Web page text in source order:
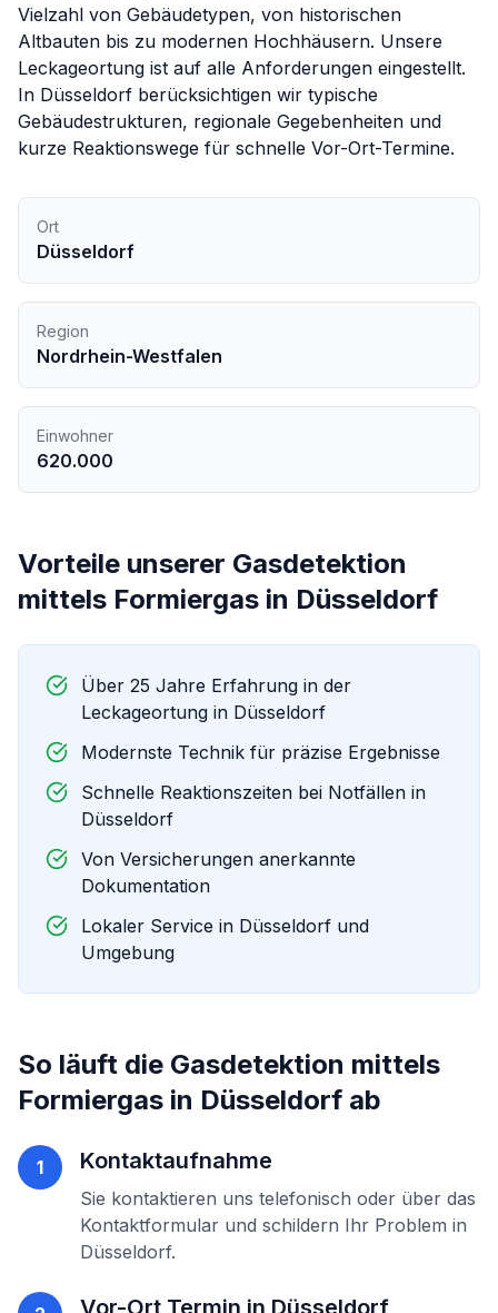
Vielzahl von Gebäudetypen, von historischen
Altbauten bis zu modernen Hochhäusern. Unsere
Leckageortung ist auf alle Anforderungen eingestellt.
In Düsseldorf berücksichtigen wir typische
Gebäudestrukturen, regionale Gegebenheiten und
kurze Reaktionswege für schnelle Vor-Ort-Termine.
Ort
Düsseldorf
Region
Nordrhein-Westfalen
Einwohner
620.000
Vorteile unserer Gasdetektion
mittels Formiergas in Düsseldorf
Über 25 Jahre Erfahrung in der
Leckageortung in Düsseldorf
Modernste Technik für präzise Ergebnisse
Schnelle Reaktionszeiten bei Notfällen in
Düsseldorf
Von Versicherungen anerkannte
Dokumentation
Lokaler Service in Düsseldorf und
Umgebung
So läuft die Gasdetektion mittels
Formiergas in Düsseldorf ab
1 Kontaktaufnahme
Sie kontaktieren uns telefonisch oder über das
Kontaktformular und schildern Ihr Problem in
Düsseldorf.
Vor-Ort Termin in Düsseldorf